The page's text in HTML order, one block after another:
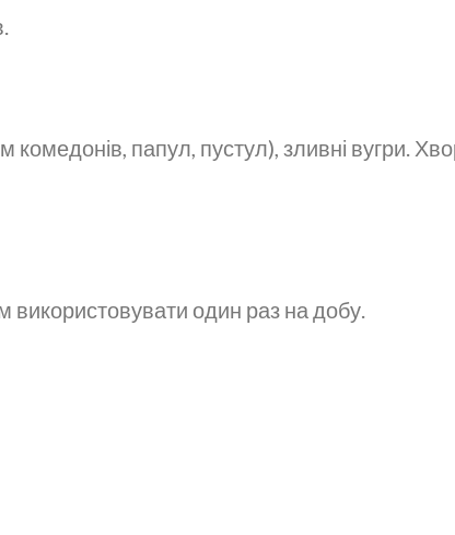
комедонів, папул, пустул), зливні вугри.
використовувати один раз на добу.